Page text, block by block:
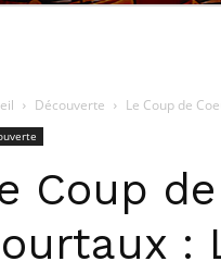
Découverte Le Coup de
Coup
: